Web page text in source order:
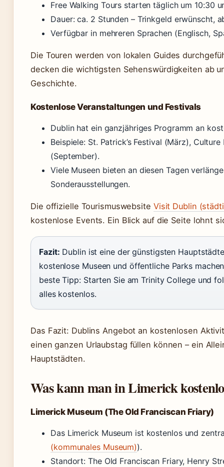
Free Walking Tours starten täglich um 10:30
Dauer: ca. 2 Stunden – Trinkgeld erwünscht,
Verfügbar in mehreren Sprachen (Englisch,
Die Touren werden von lokalen Guides
decken die wichtigsten Sehenswürdigkeiten ab
Geschichte.
Kostenlose Veranstaltungen und Festivals
Dublin hat ein ganzjähriges Programm an
Beispiele: St. Patrick’s Festival (März),
(September).
Viele Museen bieten an diesen Tagen
Sonderausstellungen.
Die offizielle Tourismuswebsite Visit Dublin
kostenlose Events. Ein Blick auf die Seite lohnt
Fazit: Dublin ist eine der günstigsten
kostenlose Museen und öffentliche Parks
beste Tipp: Starten Sie am Trinity College und
alles kostenlos.
Das Fazit: Dublins Angebot an kostenlosen
einen ganzen Urlaubstag füllen können – ein
Hauptstädten.
Was kann man in Limerick
Limerick Museum (The Old Franciscan Friary)
Das Limerick Museum ist kostenlos und
(kommunales Museum)).
Standort: The Old Franciscan Friary, Henry